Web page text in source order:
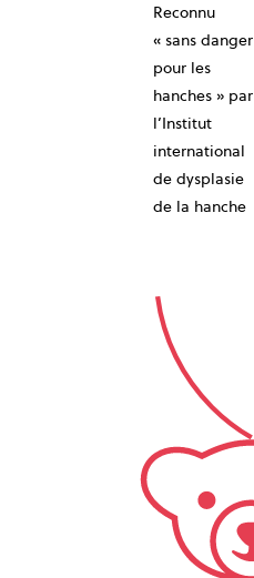
Reconnu
« sans danger
pour les
hanches » par
l’Institut
international
de dysplasie
de la hanche
10-ANS